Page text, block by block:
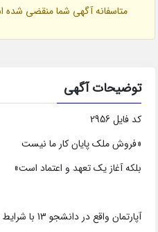
متاسفانه آگهی شما منقضی
توضیحات آگهی
کد فایل 2956
«فروش ملک پایان کار ما نیست
بلکه آغاز یک تعهد و اعتماد است»
آپارتمان واقع در دانشجو 13 با شرایط و مشخصات ذیل بفروش میرسد